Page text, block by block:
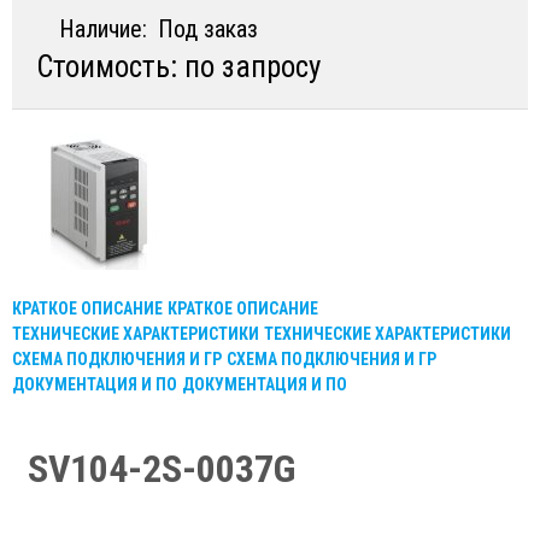
НОВОСТИ
ДОСТАВКА И ОПЛАТА
КОНТАКТЫ
Наличие: Под заказ
Стоимость: по запросу
КРАТКОЕ ОПИСАНИЕ КРАТКОЕ ОПИСАНИЕ
ТЕХНИЧЕСКИЕ ХАРАКТЕРИСТИКИ ТЕХНИЧЕСКИЕ ХАРАКТЕРИСТИКИ
СХЕМА ПОДКЛЮЧЕНИЯ И ГР СХЕМА ПОДКЛЮЧЕНИЯ И ГР
ДОКУМЕНТАЦИЯ И ПО ДОКУМЕНТАЦИЯ И ПО
SV104-2S-0037G